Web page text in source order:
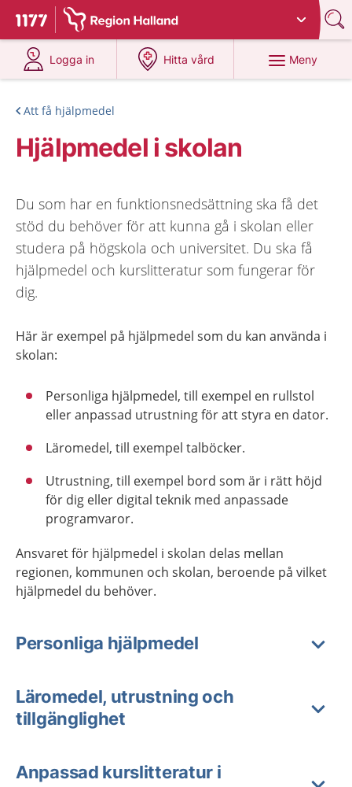
Till startsidan för 1177
Du har valt region Halland
Logga in
på 1177.se
Hitta vård
på 1177.se
Meny
Att få hjälpmedel
Hjälpmedel i skolan
Du som har en funktionsnedsättning ska få det
stöd du behöver för att kunna gå i skolan eller
studera på högskola och universitet. Du ska få
hjälpmedel och kurslitteratur som fungerar för
dig.
Här är exempel på hjälpmedel som du kan använda i
skolan:
Personliga hjälpmedel, till exempel en rullstol
eller anpassad utrustning för att styra en dator.
Läromedel, till exempel talböcker.
Utrustning, till exempel bord som är i rätt höjd
för dig eller digital teknik med anpassade
programvaror.
Ansvaret för hjälpmedel i skolan delas mellan
regionen, kommunen och skolan, beroende på vilket
hjälpmedel du behöver.
Personliga hjälpmedel
Läromedel, utrustning och
tillgänglighet
Anpassad kurslitteratur i